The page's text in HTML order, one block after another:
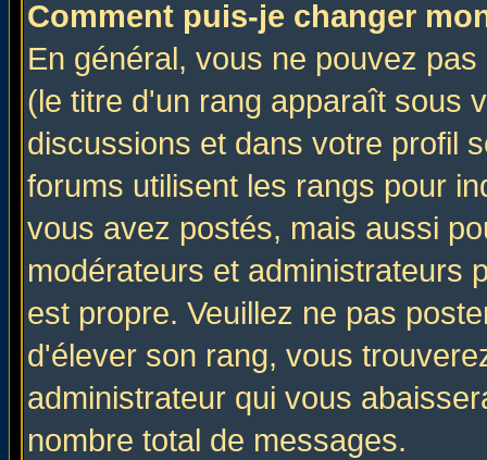
Comment puis-je changer
En général, vous ne pouvez
(le titre d'un rang apparaît sous
discussions et dans votre profil
forums utilisent les rangs pour
vous avez postés, mais aussi
modérateurs et administrateurs
est propre. Veuillez ne pas
d'élever son rang, vous
administrateur qui vous
nombre total de messages.